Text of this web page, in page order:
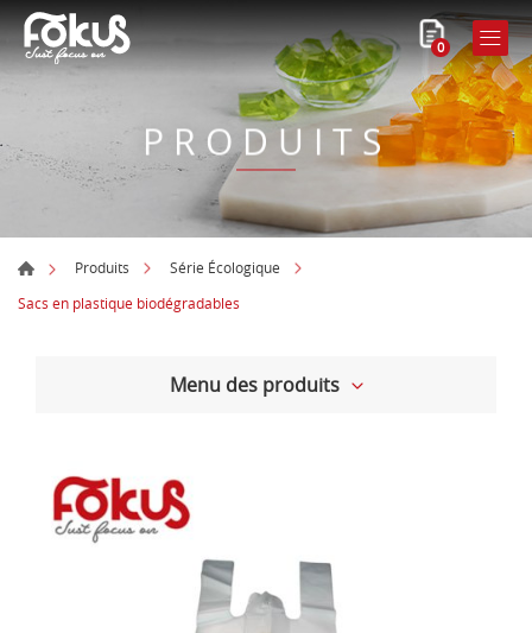
0
PRODUITS
Produits
Série Écologique
Sacs en plastique biodégradables
Menu des produits